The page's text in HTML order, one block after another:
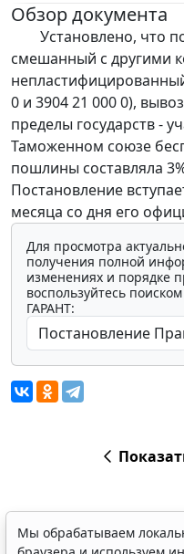
Обзор документа
Установлено, что
смешанный с другими
0 и 3904 21 000 0),
пределы государств -
Таможенном союзе
пошлины составляла
Постановление
месяца со дня его
Для просмотра
получения полной
изменениях и порядке
воспользуйтесь
ГАРАНТ:
Мы обрабатываем